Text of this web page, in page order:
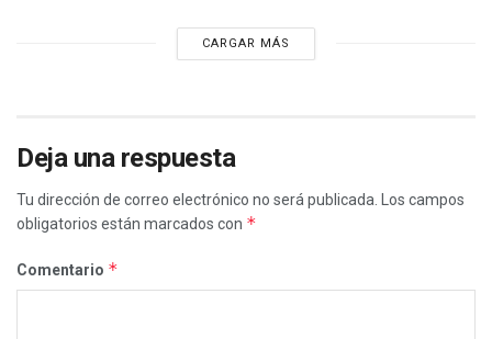
CARGAR MÁS
Deja una respuesta
Tu dirección de correo electrónico no será publicada.
Los campos
obligatorios están marcados con *
Comentario *